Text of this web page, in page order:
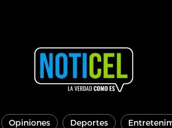
Opiniones Deportes